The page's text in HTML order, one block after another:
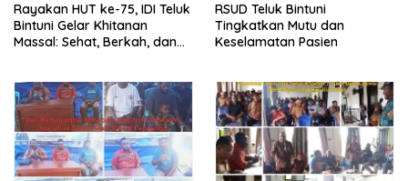
Rayakan HUT ke-75, IDI Teluk
Bintuni Gelar Khitanan
Massal: Sehat, Berkah, dan
RSUD Teluk Bintuni
Tingkatkan Mutu dan
Keselamatan Pasien